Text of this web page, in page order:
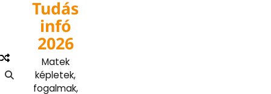
Tudás
infó
2026
Matek
képletek,
fogalmak,